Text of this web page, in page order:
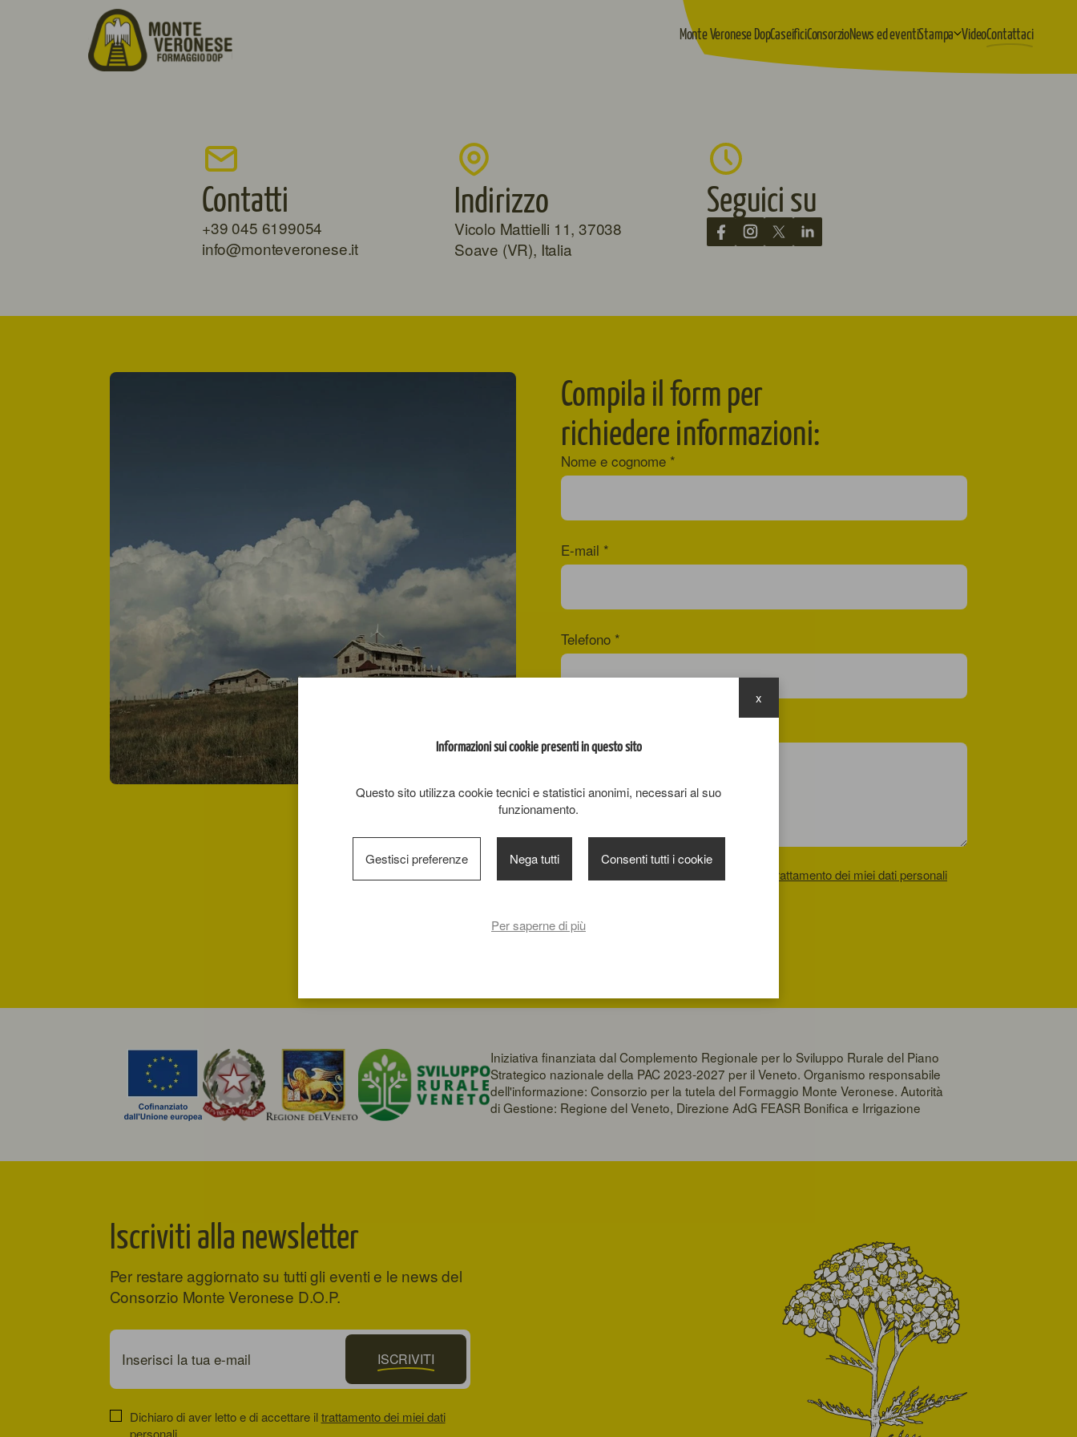
Monte Veronese DopCaseificiConsorzioNews ed eventiStampa VideoContattaci
Contatti
+39 045 6199054
info@monteveronese.it
Indirizzo
Vicolo Mattielli 11, 37038
Soave (VR), Italia
Seguici su
Compila il form per
richiedere informazioni:
Nome e cognome
E-mail
Telefono
trattamento dei miei dati personali
Iniziativa finanziata dal Complemento Regionale per lo Sviluppo Rurale del Piano
Strategico nazionale della PAC 2023-2027 per il Veneto. Organismo responsabile
dell'informazione: Consorzio per la tutela del Formaggio Monte Veronese. Autorità
di Gestione: Regione del Veneto, Direzione AdG FEASR Bonifica e Irrigazione
Iscriviti alla newsletter
Per restare aggiornato su tutti gli eventi e le news del
Consorzio Monte Veronese D.O.P.
ISCRIVITI
Dichiaro di aver letto e di accettare iltrattamento dei miei dati
personali
Informazioni sui cookie presenti in questo sito
Questo sito utilizza cookie tecnici e statistici anonimi, necessari al suo
funzionamento.
Gestisci preferenze Nega tutti Consenti tutti i cookie
Per saperne di più
x